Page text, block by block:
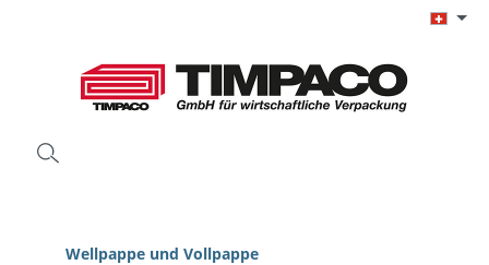
Wellpappe und Vollpappe